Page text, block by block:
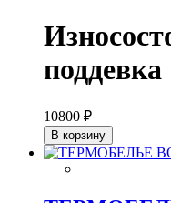
поддевка
10800 ₽
В корзину